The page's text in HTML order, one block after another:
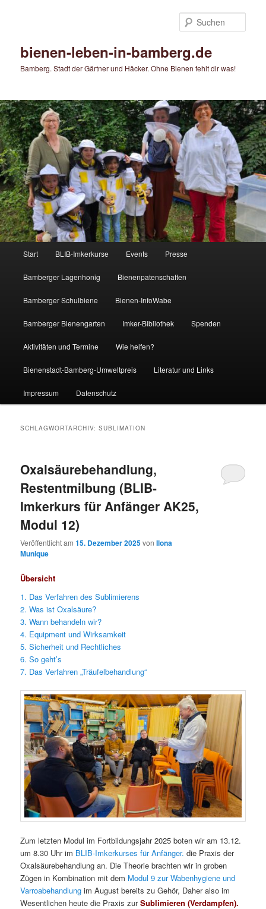
bienen-leben-in-bamberg.de
Bamberg. Stadt der Gärtner und Häcker. Ohne Bienen fehlt dir was!
Start BLIB-Imkerkurse Events Presse
Bamberger Lagenhonig Bienenpatenschaften
Bamberger Schulbiene Bienen-InfoWabe
Bamberger Bienengarten Imker-Bibliothek Spenden
Aktivitäten und Termine Wie helfen?
Bienenstadt-Bamberg-Umweltpreis Literatur und Links
Impressum Datenschutz
SCHLAGWORTARCHIV:SUBLIMATION
Oxalsäurebehandlung,
Restentmilbung (BLIB-
Imkerkurs für Anfänger AK25,
Modul 12)
Veröffentlicht am15. Dezember 2025vonIlona
Munique
Übersicht
1. Das Verfahren des Sublimierens
2. Was ist Oxalsäure?
3. Wann behandeln wir?
4. Equipment und Wirksamkeit
5. Sicherheit und Rechtliches
6. So geht’s
7. Das Verfahren „Träufelbehandlung“
Zum letzten Modul im Fortbildungsjahr 2025 boten wir am 13.12.
um 8.30 Uhr im BLIB-Imkerkurses für Anfänger. die Praxis der
Oxalsäurebehandlung an. Die Theorie brachten wir in groben
Zügen in Kombination mit dem Modul 9 zur Wabenhygiene und
Varroabehandlung im August bereits zu Gehör, Daher also im
Wesentlichen heute die Praxis zurSublimieren (Verdampfen).